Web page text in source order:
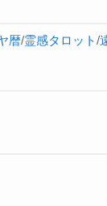
暦/霊感タロット/